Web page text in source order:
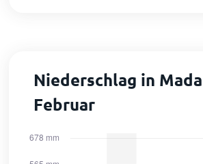
Niederschlag in
Februar